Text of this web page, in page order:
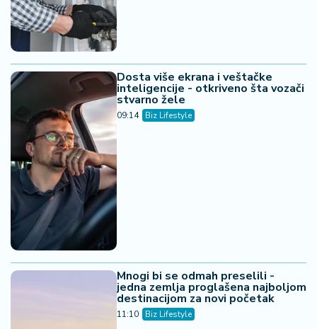
Dosta više ekrana i veštačke
inteligencije - otkriveno šta vozači
stvarno žele
09:14 Biz Lifestyle
Mnogi bi se odmah preselili -
jedna zemlja proglašena najboljom
destinacijom za novi početak
11:10 Biz Lifestyle